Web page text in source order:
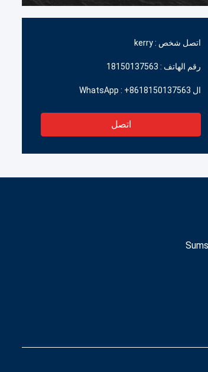
اتصل شخص :kerry
رقم الهاتف : 18150137563
ال WhatsApp : +8618150137563
اتصل